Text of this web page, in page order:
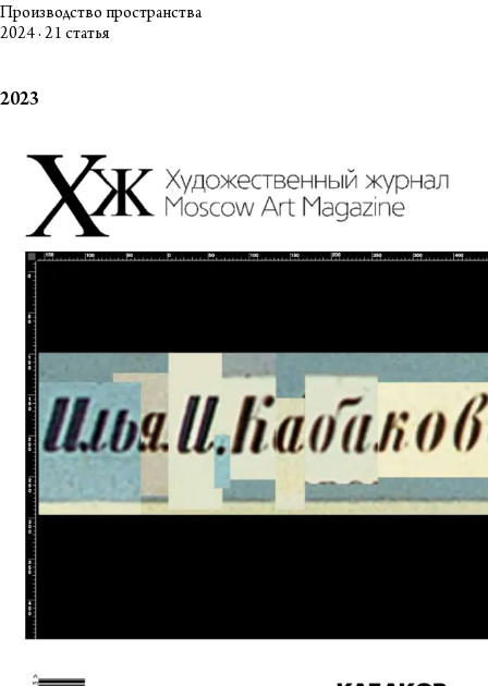
Производство пространства
2024 · 21 статья
2023